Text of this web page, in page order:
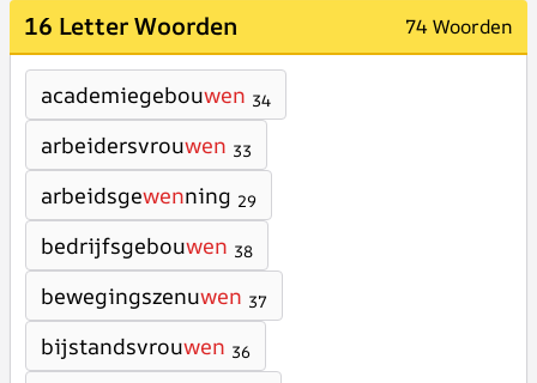
16 Letter Woorden 74 Woorden
academiegebouwen 34
arbeidersvrouwen 33
arbeidsgewenning 29
bedrijfsgebouwen 38
bewegingszenuwen 37
bijstandsvrouwen 36